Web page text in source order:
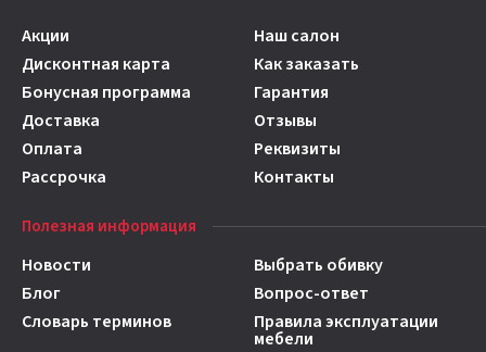
Акции
Наш салон
Дисконтная карта
Как заказать
Бонусная программа
Гарантия
Доставка
Отзывы
Оплата
Реквизиты
Рассрочка
Контакты
Полезная информация
Новости
Выбрать обивку
Блог
Вопрос-ответ
Словарь терминов
Правила эксплуатации
мебели